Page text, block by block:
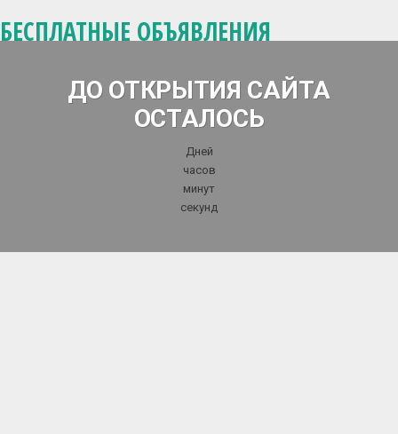
БЕСПЛАТНЫЕ ОБЪЯВЛЕНИЯ
ДО ОТКРЫТИЯ САЙТА
ОСТАЛОСЬ
Дней
часов
минут
секунд